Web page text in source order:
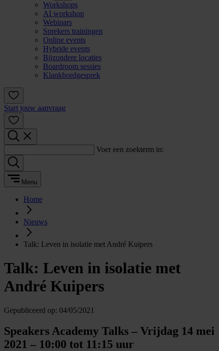
Workshops
AI workshop
Webinars
Sprekers trainingen
Online events
Hybride events
Bijzondere locaties
Boardroom sessies
Klankbordgesprek
Start jouw aanvraag
Voer een zoekterm in:
Menu
Home
Nieuws
Talk: Leven in isolatie met André Kuipers
Talk: Leven in isolatie met
André Kuipers
Gepubliceerd op: 04/05/2021
Speakers Academy Talks – Vrijdag 14 mei
2021 – 10:00 tot 11:15 uur